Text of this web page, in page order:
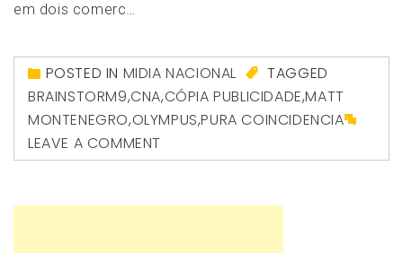
em dois comerc…
POSTED IN MIDIA NACIONAL
TAGGED
BRAINSTORM9,CNA,CÓPIA PUBLICIDADE,MATT
MONTENEGRO,OLYMPUS,PURA COINCIDENCIA
LEAVE A COMMENT